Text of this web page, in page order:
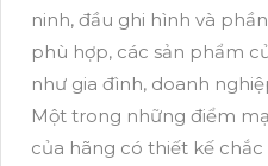
ninh, đầu ghi hình và
phù hợp, các sản phẩm
như gia đình, doanh
Một trong những điểm
của hãng có thiết kế